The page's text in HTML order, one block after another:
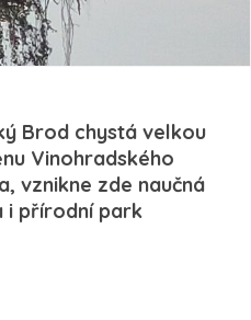
Brod chystá velkou
Vinohradského
vznikne zde naučná
i přírodní park